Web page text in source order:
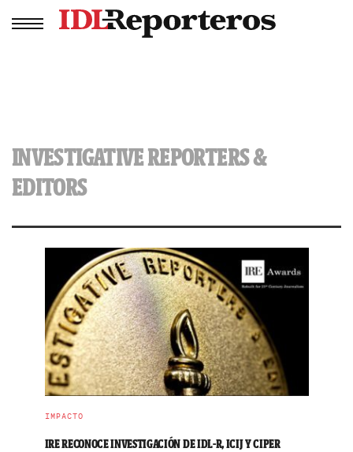
INVESTIGATIVE REPORTERS &
EDITORS
IMPACTO
IRE RECONOCE INVESTIGACIÓN DE IDL-R, ICIJ Y CIPER